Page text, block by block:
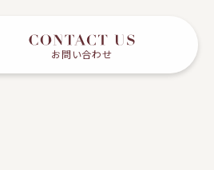
お問い合わせ